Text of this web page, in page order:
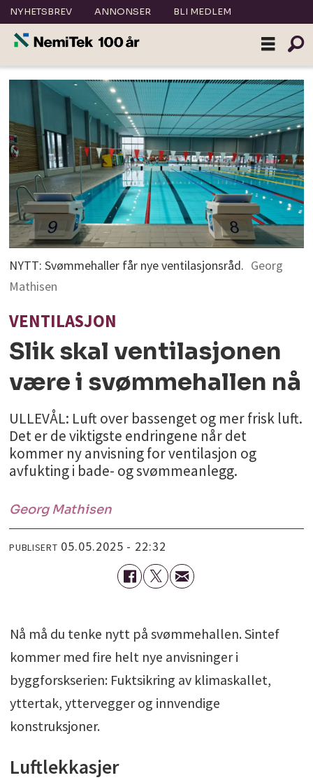
NYHETSBREV ANNONSER BLI MEDLEM
NYTT: Svømmehaller får nye ventilasjonsråd. Georg
Mathisen
VENTILASJON
Slik skal ventilasjonen
være i svømmehallen nå
ULLEVÅL: Luft over bassenget og mer frisk luft.
Det er de viktigste endringene når det
kommer ny anvisning for ventilasjon og
avfukting i bade- og svømmeanlegg.
Georg Mathisen
PUBLISERT 05.05.2025 - 22:32
Nå må du tenke nytt på svømmehallen. Sintef
kommer med fire helt nye anvisninger i
byggforskserien: Fuktsikring av klimaskallet,
yttertak, yttervegger og innvendige
konstruksjoner.
Luftlekkasjer